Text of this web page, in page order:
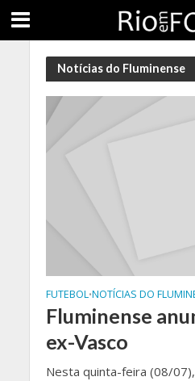
Notícias do Fluminense
FUTEBOL•NOTÍCIAS DO
Fluminense
ex-Vasco
Nesta quinta-feira (08/